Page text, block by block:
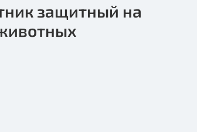
защитный на